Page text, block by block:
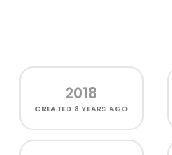
2018
CREATED 8 YEARS AGO